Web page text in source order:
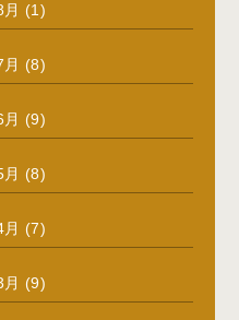
(1)
(8)
(9)
(8)
(7)
(9)